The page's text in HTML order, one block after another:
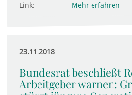
Link:
Mehr erfahren
23.11.2018
Bundesrat beschließt
Arbeitgeber warnen: